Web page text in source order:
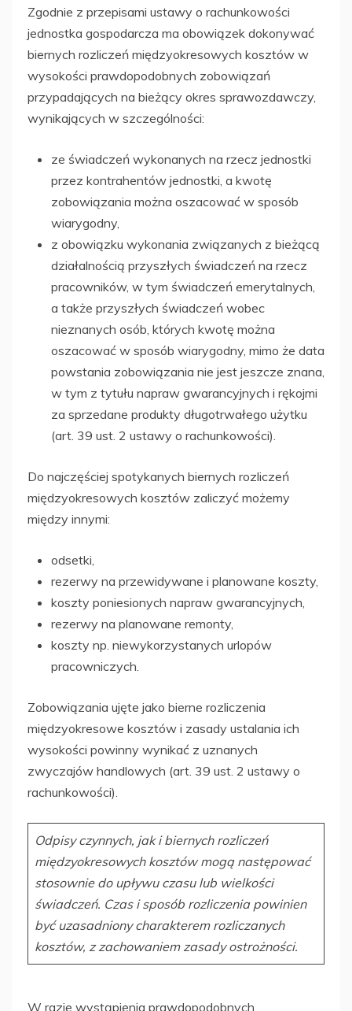
Zgodnie z przepisami ustawy o rachunkowości
jednostka gospodarcza ma obowiązek dokonywać
biernych rozliczeń międzyokresowych kosztów w
wysokości prawdopodobnych zobowiązań
przypadających na bieżący okres sprawozdawczy,
wynikających w szczególności:
ze świadczeń wykonanych na rzecz jednostki
przez kontrahentów jednostki, a kwotę
zobowiązania można oszacować w sposób
wiarygodny,
z obowiązku wykonania związanych z bieżącą
działalnością przyszłych świadczeń na rzecz
pracowników, w tym świadczeń emerytalnych,
a także przyszłych świadczeń wobec
nieznanych osób, których kwotę można
oszacować w sposób wiarygodny, mimo że data
powstania zobowiązania nie jest jeszcze znana,
w tym z tytułu napraw gwarancyjnych i rękojmi
za sprzedane produkty długotrwałego użytku
(art. 39 ust. 2 ustawy o rachunkowości).
Do najczęściej spotykanych biernych rozliczeń
międzyokresowych kosztów zaliczyć możemy
między innymi:
odsetki,
rezerwy na przewidywane i planowane koszty,
koszty poniesionych napraw gwarancyjnych,
rezerwy na planowane remonty,
koszty np. niewykorzystanych urlopów
pracowniczych.
Zobowiązania ujęte jako bierne rozliczenia
międzyokresowe kosztów i zasady ustalania ich
wysokości powinny wynikać z uznanych
zwyczajów handlowych (art. 39 ust. 2 ustawy o
rachunkowości).
Odpisy czynnych, jak i biernych rozliczeń
międzyokresowych kosztów mogą następować
stosownie do upływu czasu lub wielkości
świadczeń. Czas i sposób rozliczenia powinien
być uzasadniony charakterem rozliczanych
kosztów, z zachowaniem zasady ostrożności.
W razie wystąpienia prawdopodobnych